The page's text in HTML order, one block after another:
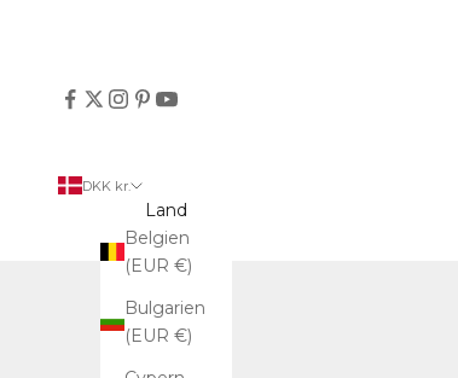
DKK kr.
Land
Belgien
(EUR €)
Bulgarien
(EUR €)